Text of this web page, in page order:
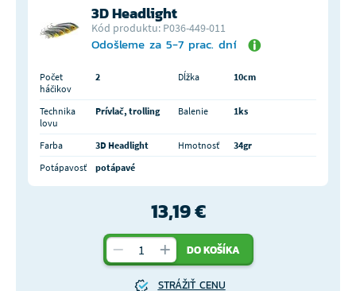
3D Headlight
Kód produktu: P036-449-011
Odošleme za 5-7 prac. dní
Počet
háčikov
2 Dĺžka 10cm
Technika
lovu
Prívlač, trolling Balenie 1ks
Farba 3D Headlight Hmotnosť
34gr
Potápavosť
potápavé
13,19 €
DO KOŠÍKA
STRÁŽIŤ CENU